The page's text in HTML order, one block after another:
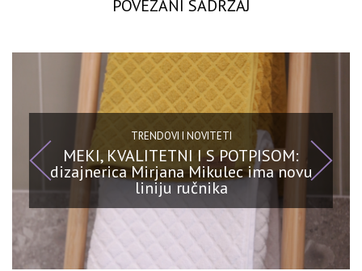
POVEZANI SADRŽAJ
TRENDOVI I NOVITETI
MEKI, KVALITETNI I S POTPISOM:
dizajnerica Mirjana Mikulec ima novu
liniju ručnika